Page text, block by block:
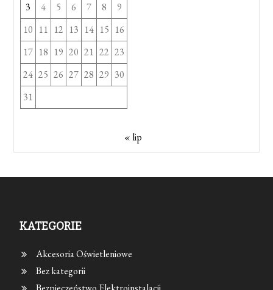
3
4 5 6 7 8
9
10 11 12 13 14 15 16
17 18 19 20 21 22 23
24 25 26 27 28 29 30
31
« lip
KATEGORIE
Akcesoria Oświetleniowe
Bez kategorii